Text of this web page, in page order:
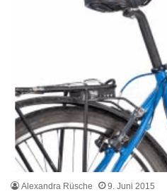
Alexandra Rüsche 9. Juni 2015